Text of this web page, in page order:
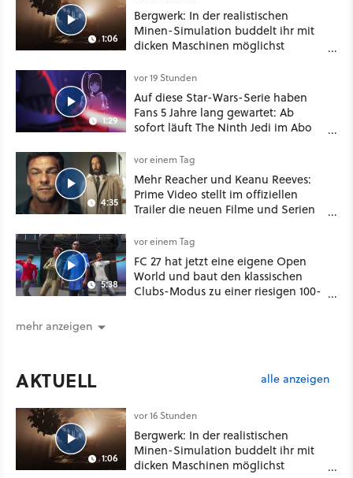
1:06
Bergwerk: In der realistischen
Minen-Simulation buddelt ihr mit
dicken Maschinen möglichst
1:29
vor 19 Stunden
Auf diese Star-Wars-Serie haben
Fans 5 Jahre lang gewartet: Ab
sofort läuft The Ninth Jedi im Abo
4:35
vor einem Tag
Mehr Reacher und Keanu Reeves:
Prime Video stellt im offiziellen
Trailer die neuen Filme und Serien
5:38
vor einem Tag
FC 27 hat jetzt eine eigene Open
World und baut den klassischen
Clubs-Modus zu einer riesigen 100-
mehr anzeigen
AKTUELL alle anzeigen
1:06
vor 16 Stunden
Bergwerk: In der realistischen
Minen-Simulation buddelt ihr mit
dicken Maschinen möglichst